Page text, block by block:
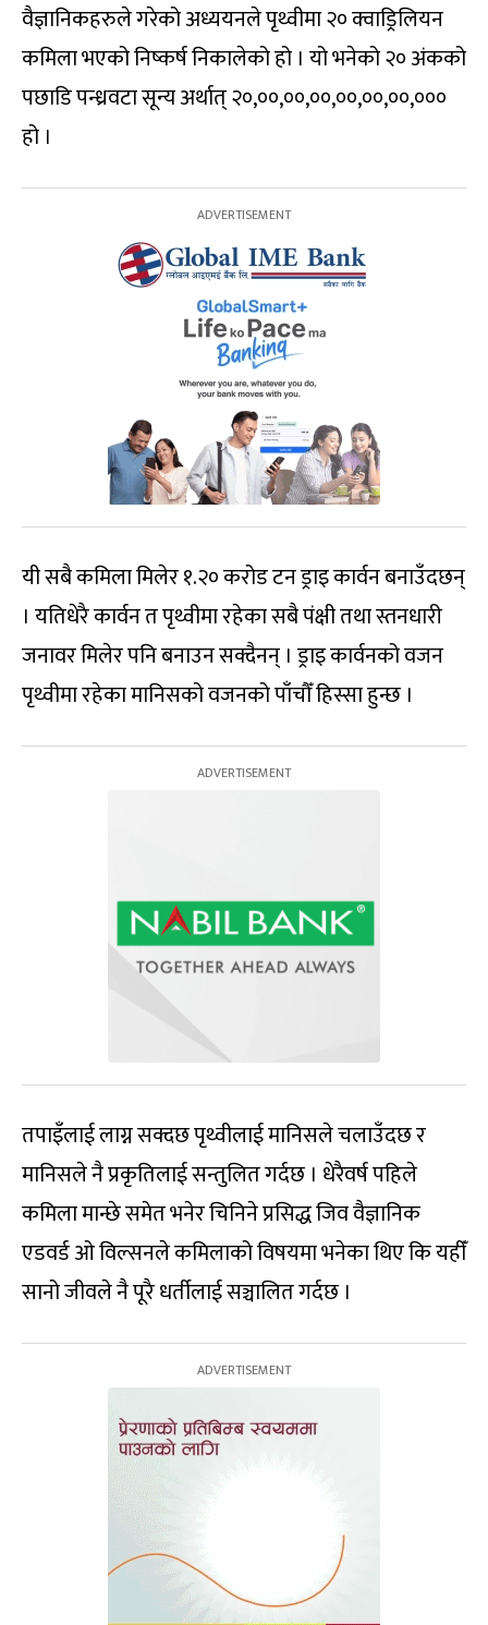
वैज्ञानिकहरुले गरेको अध्ययनले पृथ्वीमा २० क्वाड्रिलियन
कमिला भएको निष्कर्ष निकालेको हो । यो भनेको २० अंकको
पछाडि पन्ध्रवटा सून्य अर्थात् २०,००,००,००,००,००,००,०००
हो ।
यी सबै कमिला मिलेर १.२० करोड टन ड्राइ कार्वन बनाउँदछन्
। यतिधेरै कार्वन त पृथ्वीमा रहेका सबै पंक्षी तथा स्तनधारी
जनावर मिलेर पनि बनाउन सक्दैनन् । ड्राइ कार्वनको वजन
पृथ्वीमा रहेका मानिसको वजनको पाँचौँ हिस्सा हुन्छ ।
तपाइँलाई लाग्न सक्दछ पृथ्वीलाई मानिसले चलाउँदछ र
मानिसले नै प्रकृतिलाई सन्तुलित गर्दछ । धेरैवर्ष पहिले
कमिला मान्छे समेत भनेर चिनिने प्रसिद्ध जिव वैज्ञानिक
एडवर्ड ओ विल्सनले कमिलाको विषयमा भनेका थिए कि यहीँ
सानो जीवले नै पूरै धर्तीलाई सञ्चालित गर्दछ ।